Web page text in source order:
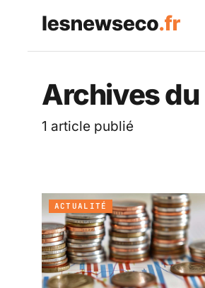
Les News
Archives
1 article publié
ACTUALITÉ